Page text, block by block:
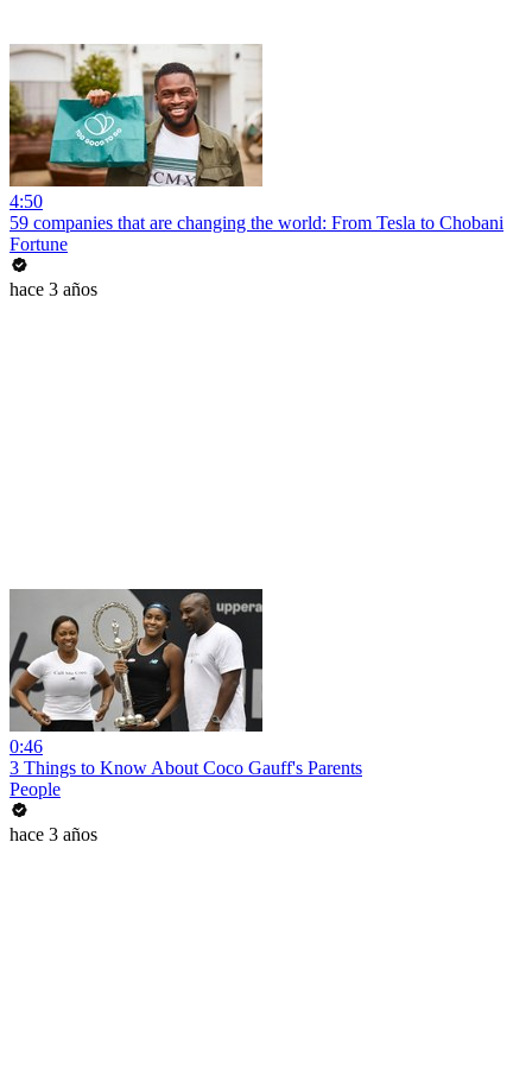
4:50
59 companies that are changing the world: From Tesla to Chobani
Fortune
hace 3 años
0:46
3 Things to Know About Coco Gauff's Parents
People
hace 3 años